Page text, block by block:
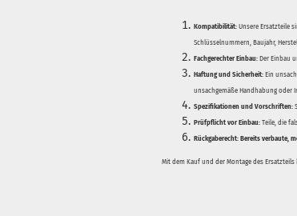
Kompatibilität: Unsere Ersatzteile
Schlüsselnummern, Baujahr,
Fachgerechter Einbau: Der Einbau
Haftung und Sicherheit: Ein
unsachgemäße Handhabung oder
Spezifikationen und Vorschriften:
Prüfpflicht vor Einbau: Teile, die
Rückgaberecht: Bereits verbaute,
Mit dem Kauf und der Montage des Ersatzteils